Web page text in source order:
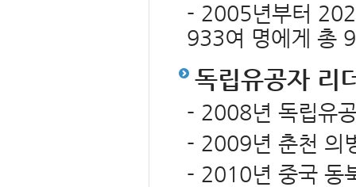
- 2005년부터
933여 명에게 총
독립유공자 리
- 2008년 독립유
- 2009년 춘천 의
- 2010년 중국 동